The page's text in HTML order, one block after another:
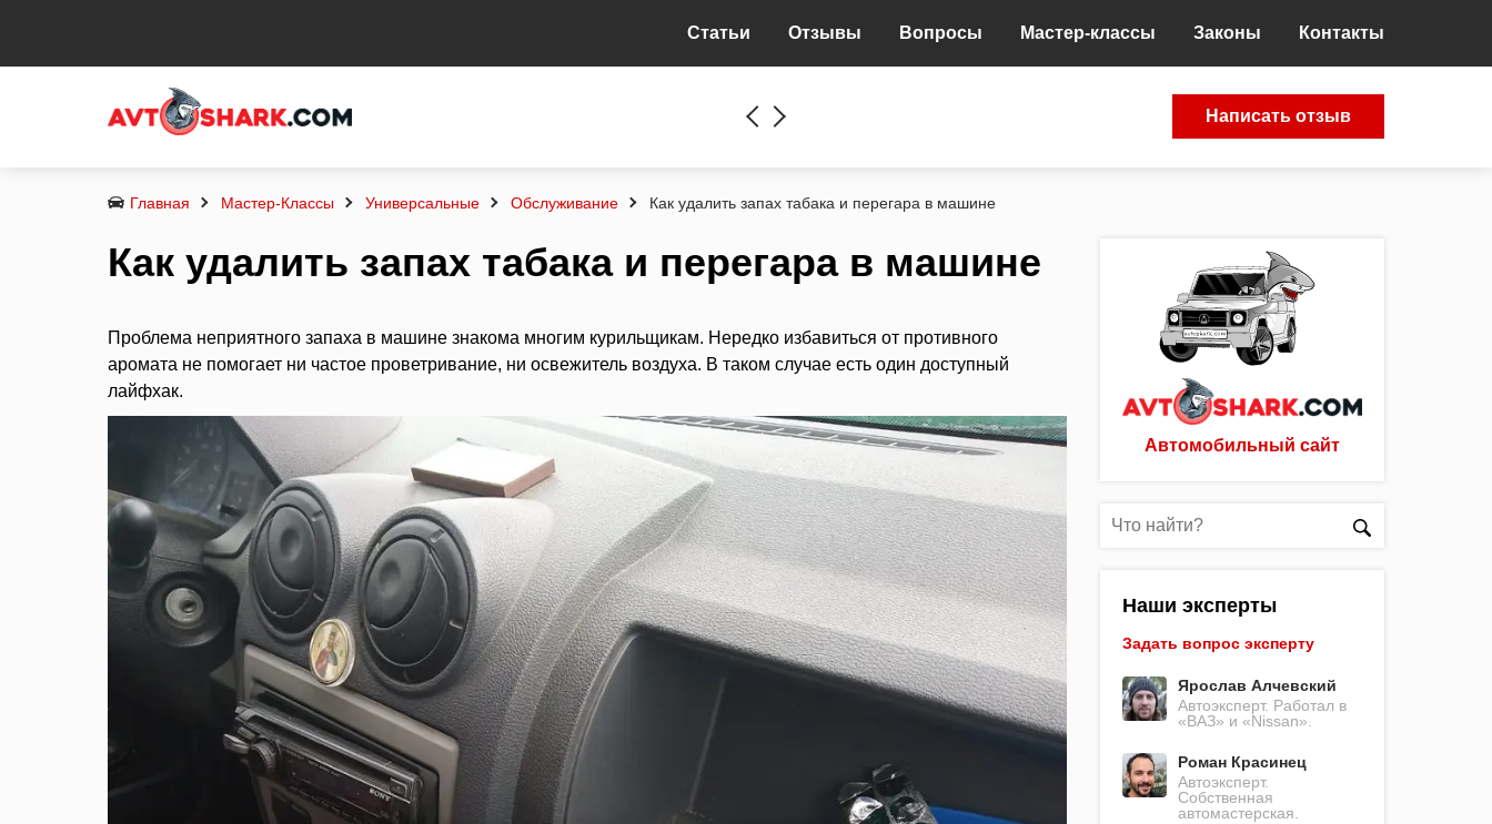
Статьи Отзывы Вопросы Мастер-классы Законы Контакты
Написать отзыв
Главная Мастер-Классы Универсальные Обслуживание Как удалить запах табака и перегара в машине
Как удалить запах табака и перегара в машине
Проблема неприятного запаха в машине знакома многим курильщикам. Нередко избавиться от противного
аромата не помогает ни частое проветривание, ни освежитель воздуха. В таком случае есть один доступный
лайфхак.
Автомобильный сайт
Наши эксперты
Задать вопрос эксперту
Ярослав Алчевский
Автоэксперт. Работал в
«ВАЗ» и «Nissan».
Роман Красинец
Автоэксперт.
Собственная
автомастерская.